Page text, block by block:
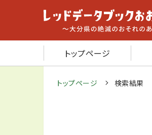
トップページ
トップページ 検索結果